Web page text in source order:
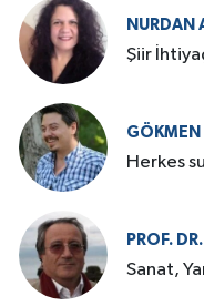
NURDAN
Şiir
GÖKMEN
Herkes
PROF.
Sanat,